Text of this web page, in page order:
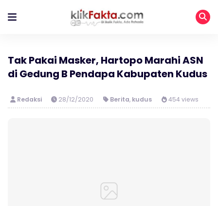
Tak Pakai Masker, Hartopo Marahi ASN
di Gedung B Pendapa Kabupaten Kudus
Redaksi 28/12/2020 Berita, kudus 454 views